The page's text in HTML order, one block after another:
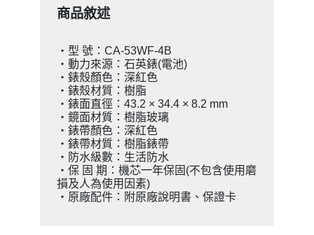
商品敘述
・型 號：CA-53WF-4B
・動力來源：石英錶(電池)
・錶殼顏色：深紅色
・錶殼材質：樹脂
・錶面直徑：43.2 × 34.4 × 8.2 mm
・鏡面材質：樹脂玻璃
・錶帶顏色：深紅色
・錶帶材質：樹脂錶帶
・防水級數：生活防水
・保 固 期：機芯一年保固(不包含使用磨
損及人為使用因素)
・原廠配件：附原廠說明書、保證卡